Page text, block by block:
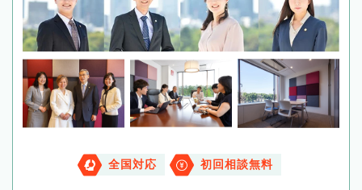
全国対応 初回相談無料